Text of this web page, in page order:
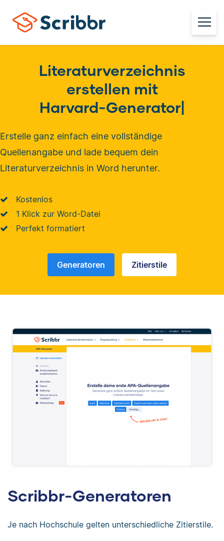
Literaturverzeichnis
erstellen mit
Harvard-Generator|
Erstelle ganz einfach eine vollständige
Quellenangabe und lade bequem dein
Literaturverzeichnis in Word herunter.
Kostenlos
1 Klick zur Word-Datei
Perfekt formatiert
Generatoren Zitierstile
Scribbr-Generatoren
Je nach Hochschule gelten unterschiedliche Zitierstile.